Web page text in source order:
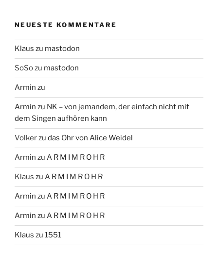
NEUESTE KOMMENTARE
Klaus zu mastodon
SoSozu mastodon
Armin zu
Armin zu NK – von jemandem, der einfach nicht mit
dem Singen aufhören kann
Volkerzu das Ohr von Alice Weidel
Armin zu A R M I M R O H R
Klaus zu A R M I M R O H R
Armin zu A R M I M R O H R
Armin zu A R M I M R O H R
Klaus zu 1551